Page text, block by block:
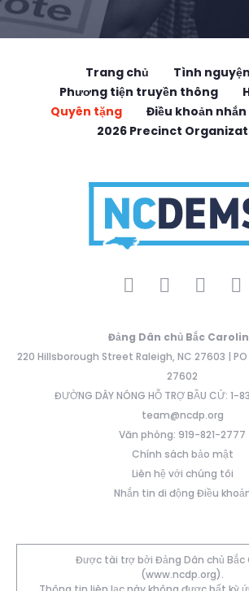
Trang chủ
Tình
Phương tiện truyền thông
Quyên tặng
Điều khoản
2026 Precinct
Đảng Dân chủ Bắc
220 Hillsborough Street Raleigh, NC 27603 | PO
27602
ĐƯỜNG DÂY NÓNG HỖ TRỢ BẦU CỬ: 1-
team@ncdp.org
Văn phòng: 919-821-2777
Chính sách bảo mật
Liên hệ với chúng tôi
Nhắn tin di động Điều
Được tài trợ bởi Đảng Dân chủ Bắc
(www.ncdp.org).